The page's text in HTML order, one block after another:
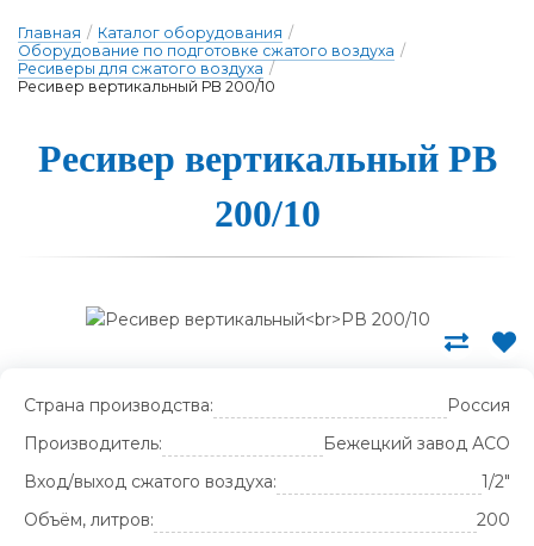
Главная / Каталог оборудования /
Оборудование по подготовке сжатого воздуха /
Ресиверы для сжатого воздуха /
Ресивер вертикальный РВ 200/10
Ресивер вер­ти­каль­ный РВ
200/10
Страна производства:
Россия
Производитель:
Бежецкий завод АСО
Вход/выход сжатого воздуха:
1/2"
Объём, литров:
200